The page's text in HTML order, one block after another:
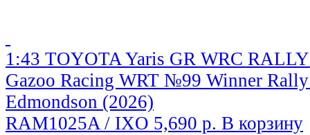
1:43 TOYOTA Yaris GR WRC
Gazoo Racing WRT №99 Winner
Edmondson (2026)
RAM1025A / IXO 5,690 р. В корзину